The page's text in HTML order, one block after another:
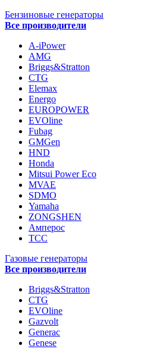
Бензиновые генераторы
Все производители
A-iPower
AMG
Briggs&Stratton
CTG
Elemax
Energo
EUROPOWER
EVOline
Fubag
GMGen
HND
Honda
Mitsui Power Eco
MVAE
SDMO
Yamaha
ZONGSHEN
Амперос
ТСС
Газовые генераторы
Все производители
Briggs&Stratton
CTG
EVOline
Gazvolt
Generac
Genese